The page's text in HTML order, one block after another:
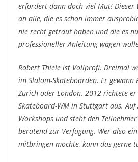
erfordert dann doch viel Mut! Dieser
an alle, die es schon immer
nie recht getraut haben und die es
professioneller Anleitung wagen
Robert Thiele ist Vollprofi. Dreimal
im Slalom-Skateboarden. Er gewann
Zürich oder London. 2012 richtete
Skateboard-WM in Stuttgart aus.
Workshops und steht den
beratend zur Verfügung. Wer also
mitbringen möchte, kann das gerne